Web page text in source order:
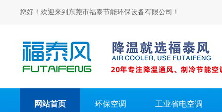
您好！欢迎来到东莞市福泰节能环保设备有限公司！
网站首页 环保空调 工业省电空调